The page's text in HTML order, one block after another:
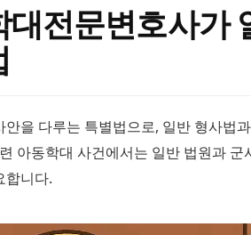
전문변호사가
을 다루는 특별법으로, 일반 형사법
아동학대 사건에서는 일반 법원과 군
합니다.